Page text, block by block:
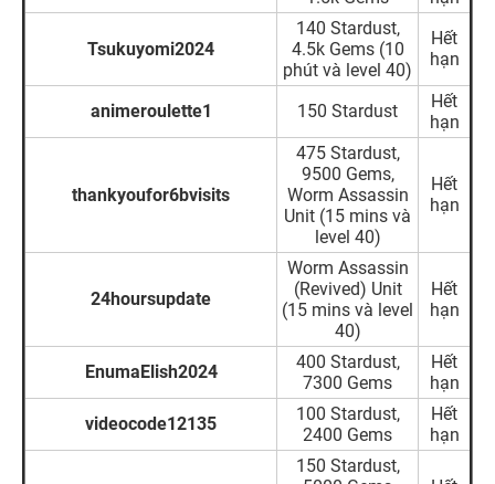
Tsukuyomi2024
140 Stardust,
4.5k Gems (10
phút và level 40)
Hết
hạn
animeroulette1 150 Stardust
Hết
hạn
thankyoufor6bvisits
475 Stardust,
9500 Gems,
Worm Assassin
Unit (15 mins và
level 40)
Hết
hạn
24hoursupdate
Worm Assassin
(Revived) Unit
(15 mins và level
40)
Hết
hạn
EnumaElish2024
400 Stardust,
7300 Gems
Hết
hạn
videocode12135
100 Stardust,
2400 Gems
Hết
hạn
150 Stardust,